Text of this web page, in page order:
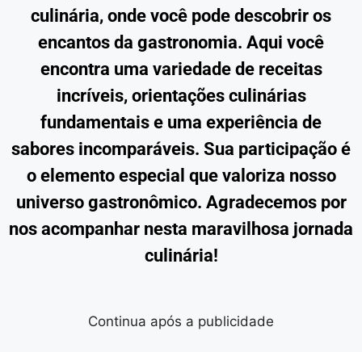
culinária, onde você pode descobrir os
encantos da gastronomia. Aqui você
encontra uma variedade de receitas
incríveis, orientações culinárias
fundamentais e uma experiência de
sabores incomparáveis. Sua participação é
o elemento especial que valoriza nosso
universo gastronômico. Agradecemos por
nos acompanhar nesta maravilhosa jornada
culinária!
Continua após a publicidade